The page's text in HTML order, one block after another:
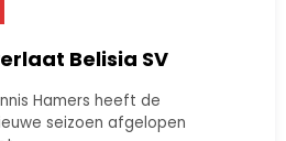
Belisia SV
Hamers heeft de
seizoen afgelopen